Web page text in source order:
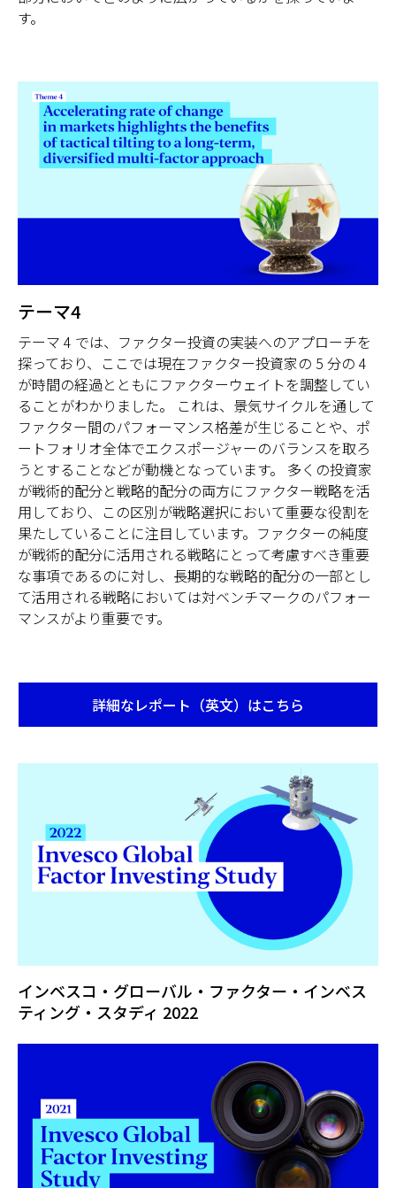
す。
テーマ4
テーマ 4 では、ファクター投資の実装へのアプローチを
探っており、ここでは現在ファクター投資家の 5 分の 4
が時間の経過とともにファクターウェイトを調整してい
ることがわかりました。 これは、景気サイクルを通して
ファクター間のパフォーマンス格差が生じることや、ポ
ートフォリオ全体でエクスポージャーのバランスを取ろ
うとすることなどが動機となっています。 多くの投資家
が戦術的配分と戦略的配分の両方にファクター戦略を活
用しており、この区別が戦略選択において重要な役割を
果たしていることに注目しています。ファクターの純度
が戦術的配分に活用される戦略にとって考慮すべき重要
な事項であるのに対し、長期的な戦略的配分の一部とし
て活用される戦略においては対ベンチマークのパフォー
マンスがより重要です。
詳細なレポート（英文）はこちら
Opens
in
new
インベスコ・グローバル・ファクター・インベス
ティング・スタディ 2022